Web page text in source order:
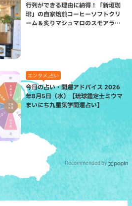
行列ができる理由に納得！「新垣珈
琲」の自家焙煎コーヒーソフトクリ
ーム＆炙りマシュマロのスモアラテ
エンタメ,占い
今日の占い・開運アドバイス 2026
年8月5日（水）【琉球鑑定士ミウマ
まいにち九星気学開運占い】
Recommended by